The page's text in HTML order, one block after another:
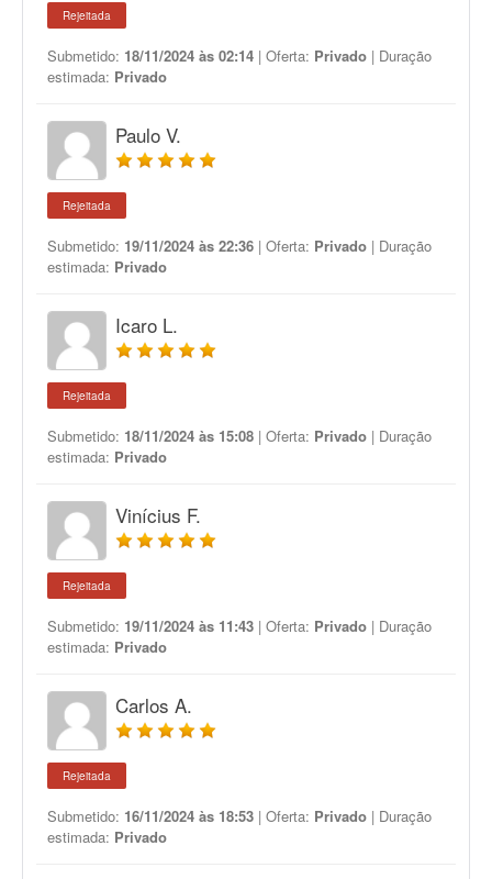
Rejeitada
Submetido: 18/11/2024 às 02:14 | Oferta: Privado | Duração
estimada: Privado
Paulo V.
Rejeitada
Submetido: 19/11/2024 às 22:36 | Oferta: Privado | Duração
estimada: Privado
Icaro L.
Rejeitada
Submetido: 18/11/2024 às 15:08 | Oferta: Privado | Duração
estimada: Privado
Vinícius F.
Rejeitada
Submetido: 19/11/2024 às 11:43 | Oferta: Privado | Duração
estimada: Privado
Carlos A.
Rejeitada
Submetido: 16/11/2024 às 18:53 | Oferta: Privado | Duração
estimada: Privado